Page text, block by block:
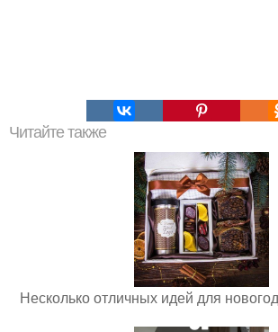
Читайте также
Несколько отличных идей для